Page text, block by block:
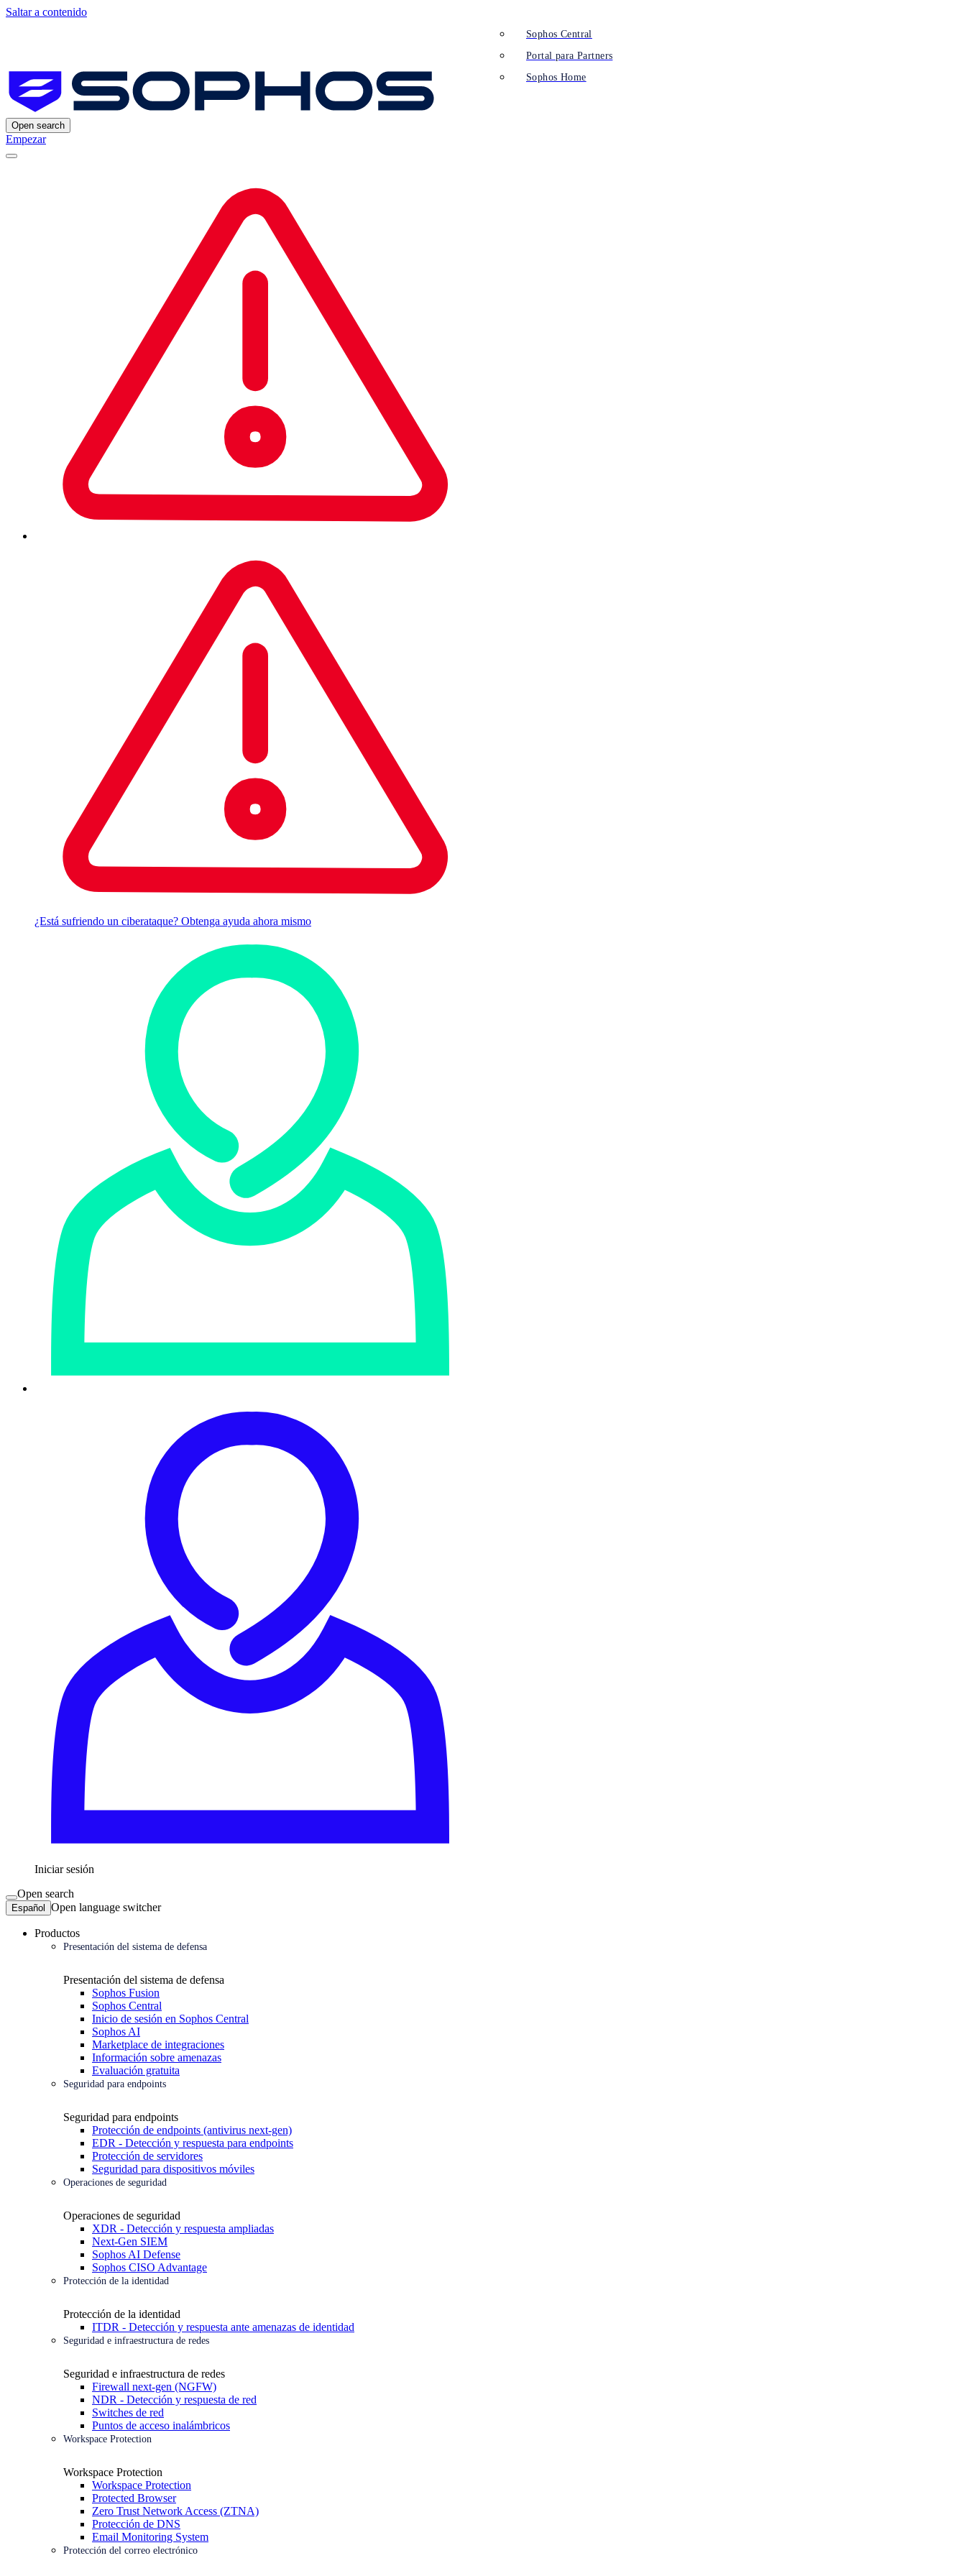
Saltar a contenido
Open search
Empezar
¿Está sufriendo un ciberataque? Obtenga ayuda ahora mismo
Iniciar sesión
Sophos Central
Portal para Partners
Sophos Home
Open search
Español Open language switcher
Productos
Presentación del sistema de defensa
Presentación del sistema de defensa
Sophos Fusion
Sophos Central
Inicio de sesión en Sophos Central
Sophos AI
Marketplace de integraciones
Información sobre amenazas
Evaluación gratuita
Seguridad para endpoints
Seguridad para endpoints
Protección de endpoints (antivirus next-gen)
EDR - Detección y respuesta para endpoints
Protección de servidores
Seguridad para dispositivos móviles
Operaciones de seguridad
Operaciones de seguridad
XDR - Detección y respuesta ampliadas
Next-Gen SIEM
Sophos AI Defense
Sophos CISO Advantage
Protección de la identidad
Protección de la identidad
ITDR - Detección y respuesta ante amenazas de identidad
Seguridad e infraestructura de redes
Seguridad e infraestructura de redes
Firewall next-gen (NGFW)
NDR - Detección y respuesta de red
Switches de red
Puntos de acceso inalámbricos
Workspace Protection
Workspace Protection
Workspace Protection
Protected Browser
Zero Trust Network Access (ZTNA)
Protección de DNS
Email Monitoring System
Protección del correo electrónico